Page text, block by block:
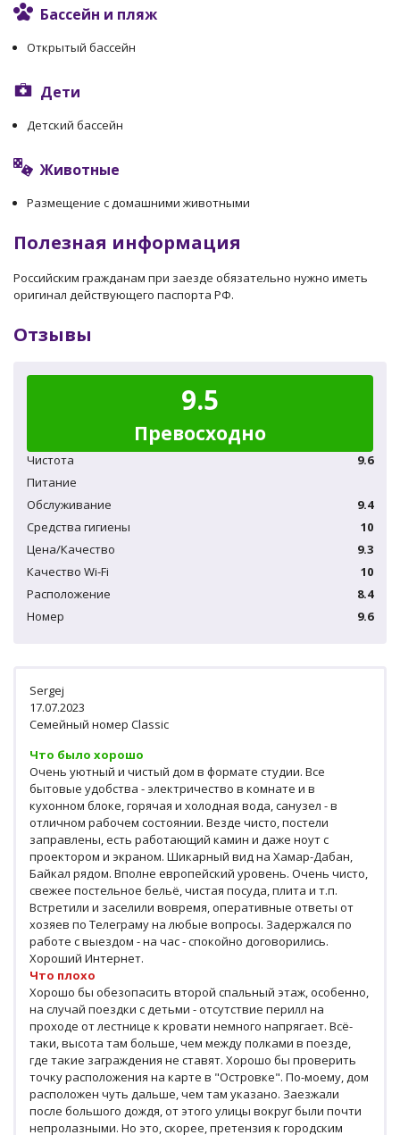
Бассейн и пляж
Открытый бассейн
Дети
Детский бассейн
Животные
Размещение с домашними животными
Полезная информация
Российским гражданам при заезде обязательно нужно иметь
оригинал действующего паспорта РФ.
Отзывы
9.5
Превосходно
Чистота
9.6
Питание
Обслуживание
9.4
Средства гигиены
10
Цена/Качество
9.3
Качество Wi-Fi
10
Расположение
8.4
Номер
9.6
Sergej
17.07.2023
Семейный номер Classic
Что было хорошо
Очень уютный и чистый дом в формате студии. Все
бытовые удобства - электричество в комнате и в
кухонном блоке, горячая и холодная вода, санузел - в
отличном рабочем состоянии. Везде чисто, постели
заправлены, есть работающий камин и даже ноут с
проектором и экраном. Шикарный вид на Хамар-Дабан,
Байкал рядом. Вполне европейский уровень. Очень чисто,
свежее постельное бельё, чистая посуда, плита и т.п.
Встретили и заселили вовремя, оперативные ответы от
хозяев по Телеграму на любые вопросы. Задержался по
работе с выездом - на час - спокойно договорились.
Хороший Интернет.
Что плохо
Хорошо бы обезопасить второй спальный этаж, особенно,
на случай поездки с детьми - отсутствие перилл на
проходе от лестнице к кровати немного напрягает. Всё-
таки, высота там больше, чем между полками в поезде,
где такие заграждения не ставят. Хорошо бы проверить
точку расположения на карте в "Островке". По-моему, дом
расположен чуть дальше, чем там указано. Заезжали
после большого дождя, от этого улицы вокруг были почти
непролазными. Но это, скорее, претензия к городским